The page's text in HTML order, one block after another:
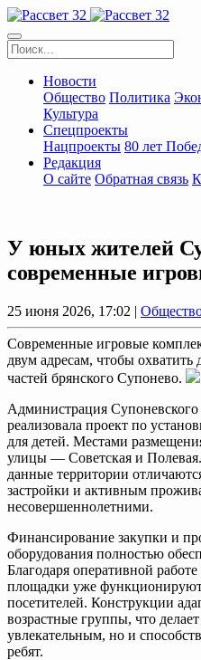
Новости
Общество Политика
Культура
Спецпроекты
Нацпроекты 80 лет
Редакция
О сайте Обратная связь
У юных жителей
современные
25 июня 2026, 17:02 |
Современные игровые
двум адресам, чтобы
частей брянского Супонево.
Администрация Супоневского
реализовала проект по
для детей. Местами
улицы — Советская и
данные территории
застройки и активным
несовершеннолетними.
Финансирование закупки и
оборудования полностью
Благодаря оперативной
площадки уже
посетителей. Конструкции
возрастные группы, что
увлекательным, но и
ребят.